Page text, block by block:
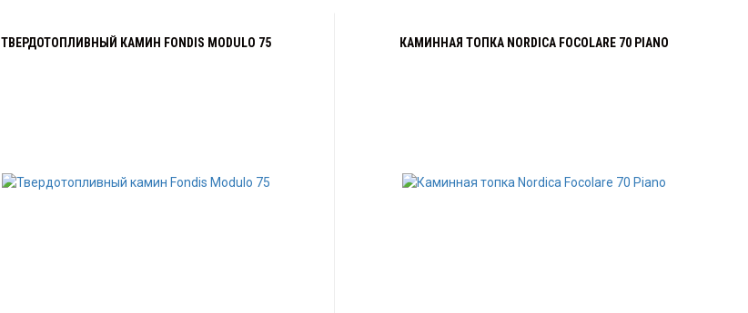
ТВЕРДОТОПЛИВНЫЙ КАМИН FONDIS MODULO 75 КАМИННАЯ ТОПКА NORDICA FOCOLARE 70 PIANO